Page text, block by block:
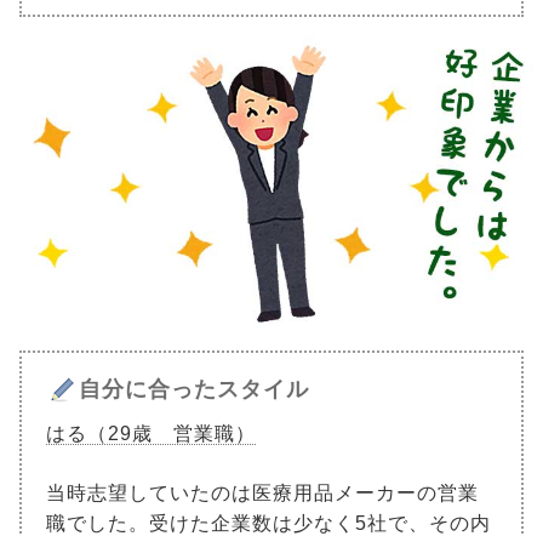
自分に合ったスタイル
はる（29歳 営業職）
当時志望していたのは医療用品メーカーの営業
職でした。受けた企業数は少なく5社で、その内